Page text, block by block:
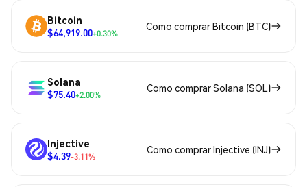
Bitcoin
$64,919.00+0.30%
Como comprar Bitcoin (BTC)
Solana
$75.40+2.00%
Como comprar Solana (SOL)
Injective
$4.39-3.11%
Como comprar Injective (INJ)